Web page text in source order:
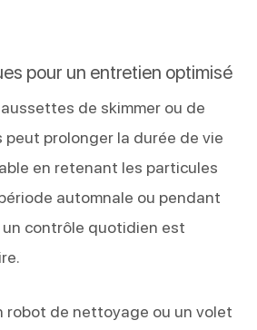
pour un entretien optimisé
de skimmer ou de
prolonger la durée de vie
en retenant les particules
automnale ou pendant
contrôle quotidien est
robot de nettoyage ou un volet